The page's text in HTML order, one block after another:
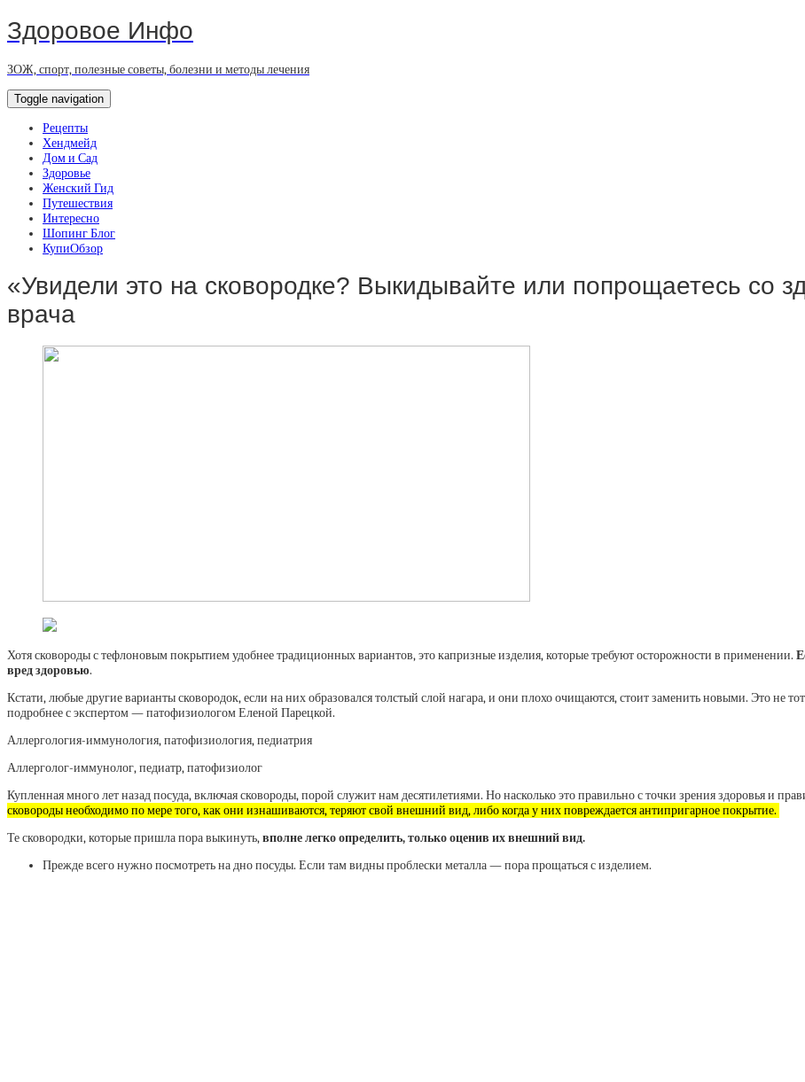
Здоровое Инфо
ЗОЖ, спорт, полезные советы, болезни и методы лечения
Toggle navigation
Рецепты
Хендмейд
Дом и Сад
Здоровье
Женский Гид
Путешествия
Интересно
Шопинг Блог
КупиОбзор
«Увидели это на сковородке? Выкидывайте или попрощаетесь со
врача
Хотя сковороды с тефлоновым покрытием удобнее традиционных вариантов, это капризные изделия, которые требуют осторожности в применении.
вред здоровью.
Кстати, любые другие варианты сковородок, если на них образовался толстый слой нагара, и они плохо очищаются, стоит заменить новыми. Это не
подробнее с экспертом — патофизиологом Еленой Парецкой.
Аллергология-иммунология, патофизиология, педиатрия
Аллерголог-иммунолог, педиатр, патофизиолог
Купленная много лет назад посуда, включая сковороды, порой служит нам десятилетиями. Но насколько это правильно с точки зрения здоровья и
сковороды необходимо по мере того, как они изнашиваются, теряют свой внешний вид, либо когда у них повреждается антипригарное покрытие.
Те сковородки, которые пришла пора выкинуть,вполне легко определить, только оценив их внешний вид.
Прежде всего нужно посмотреть на дно посуды. Если там видны проблески металла — пора прощаться с изделием.